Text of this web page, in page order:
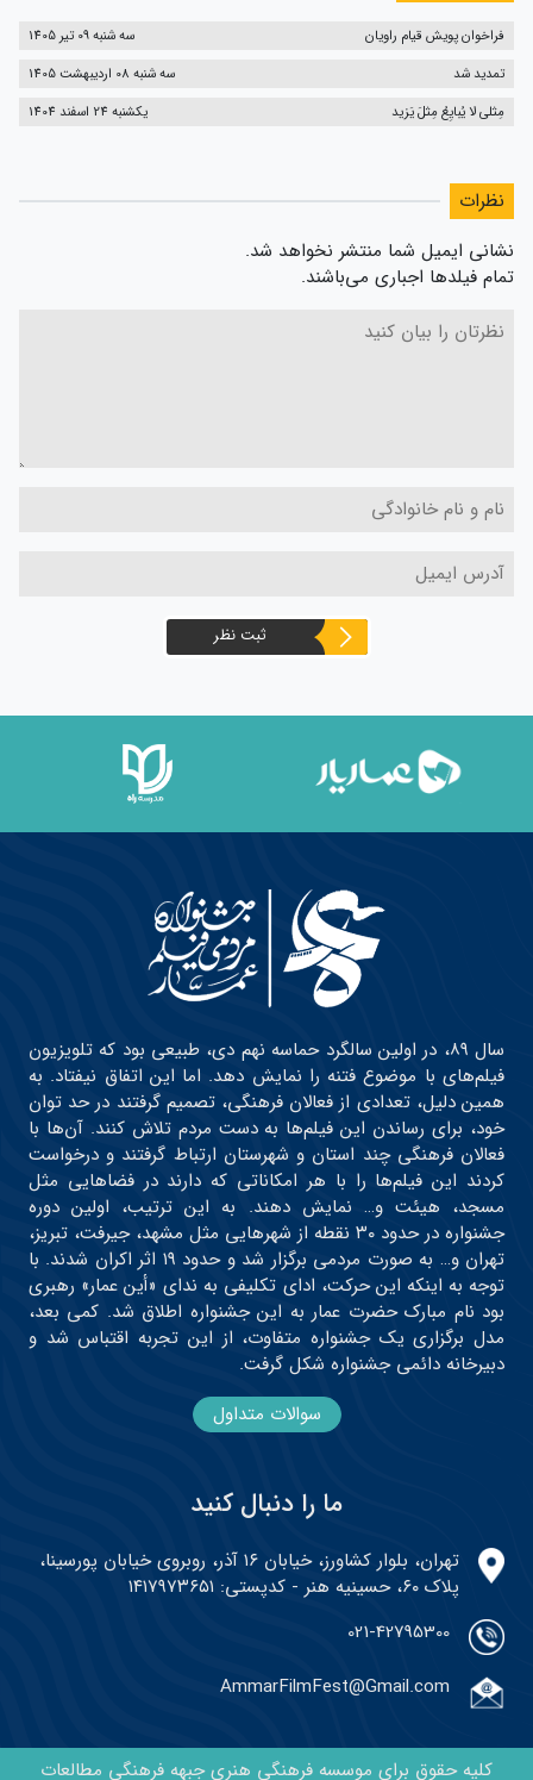
فراخوان پویش قیام راویان
سه شنبه 09 تیر 1405
تمدید شد
سه شنبه 08 اردیبهشت 1405
مِثلی لا یُبایِعُ مِثلَ یَزید
یکشنبه 24 اسفند 1404
نظرات
نشانی ایمیل شما منتشر نخواهد شد.
تمام فیلدها اجباری می‌باشند.
ثبت نظر
سال ۸۹، در اولین سالگرد حماسه نهم دی، طبیعی بود که تلویزیون
فیلم‌های با موضوع فتنه را نمایش دهد. اما این اتفاق نیفتاد. به
همین دلیل، تعدادی از فعالان فرهنگی، تصمیم گرفتند در حد توان
خود، برای رساندن این فیلم‌ها به دست مردم تلاش کنند. آن‌ها با
فعالان فرهنگی چند استان و شهرستان ارتباط گرفتند و درخواست
کردند این فیلم‌ها را با هر امکاناتی که دارند در فضاهایی مثل
مسجد، هیئت و… نمایش دهند. به این ترتیب، اولین دوره
جشنواره در حدود ۳۰ نقطه از شهرهایی مثل مشهد، جیرفت، تبریز،
تهران و… به صورت مردمی برگزار شد و حدود ۱۹ اثر اکران شدند. با
توجه به اینکه این حرکت، ادای تکلیفی به ندای «أین عمار» رهبری
بود نام مبارک حضرت عمار به این جشنواره اطلاق شد. کمی بعد،
مدل برگزاری یک جشنواره متفاوت، از این تجربه اقتباس شد و
دبیرخانه دائمی جشنواره شکل گرفت.
سوالات متداول
ما را دنبال کنید
تهران، بلوار کشاورز، خیابان ۱۶ آذر، روبروی خیابان پورسینا،
پلاک ۶۰، حسینیه هنر - کدپستی: ۱۴۱۷۹۷۳۶۵۱
021-42795300
AmmarFilmFest@Gmail.com
کلیه حقوق برای موسسه فرهنگی هنری جبهه فرهنگی مطالعات